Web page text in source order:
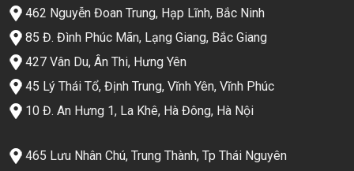
462 Nguyễn Đoan Trung, Hạp Lĩnh, Bắc Ninh
85 Đ. Đình Phúc Mãn, Lạng Giang, Bắc Giang
427 Vân Du, Ân Thi, Hưng Yên
45 Lý Thái Tổ, Định Trung, Vĩnh Yên, Vĩnh Phúc
10 Đ. An Hưng 1, La Khê, Hà Đông, Hà Nội
465 Lưu Nhân Chú, Trung Thành, Tp Thái Nguyên